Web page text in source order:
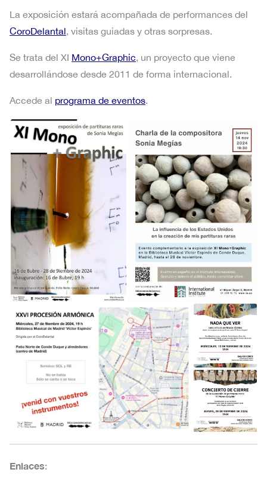
La exposición estará acompañada de performances del
CoroDelantal, visitas guiadas y otras sorpresas.
Se trata del XI Mono+Graphic, un proyecto que viene
desarrollándose desde 2011 de forma internacional.
Accede al programa de eventos.
Enlaces: